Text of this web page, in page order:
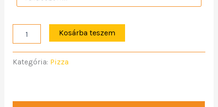
Kosárba teszem
Kategória: Pizza